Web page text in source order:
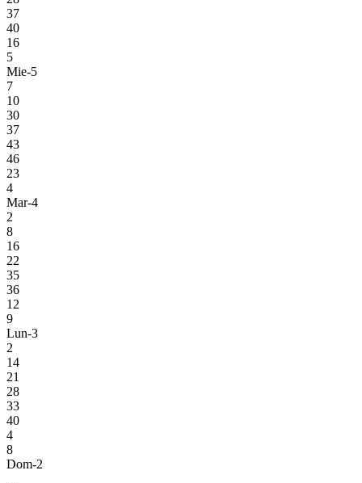
37
40
16
5
Mie-5
7
10
30
37
43
46
23
4
Mar-4
2
8
16
22
35
36
12
9
Lun-3
2
14
21
28
33
40
4
8
Dom-2